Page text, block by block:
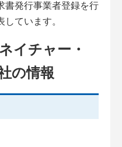
書発行事業者登録を行
ています。
イチャー・
の情報